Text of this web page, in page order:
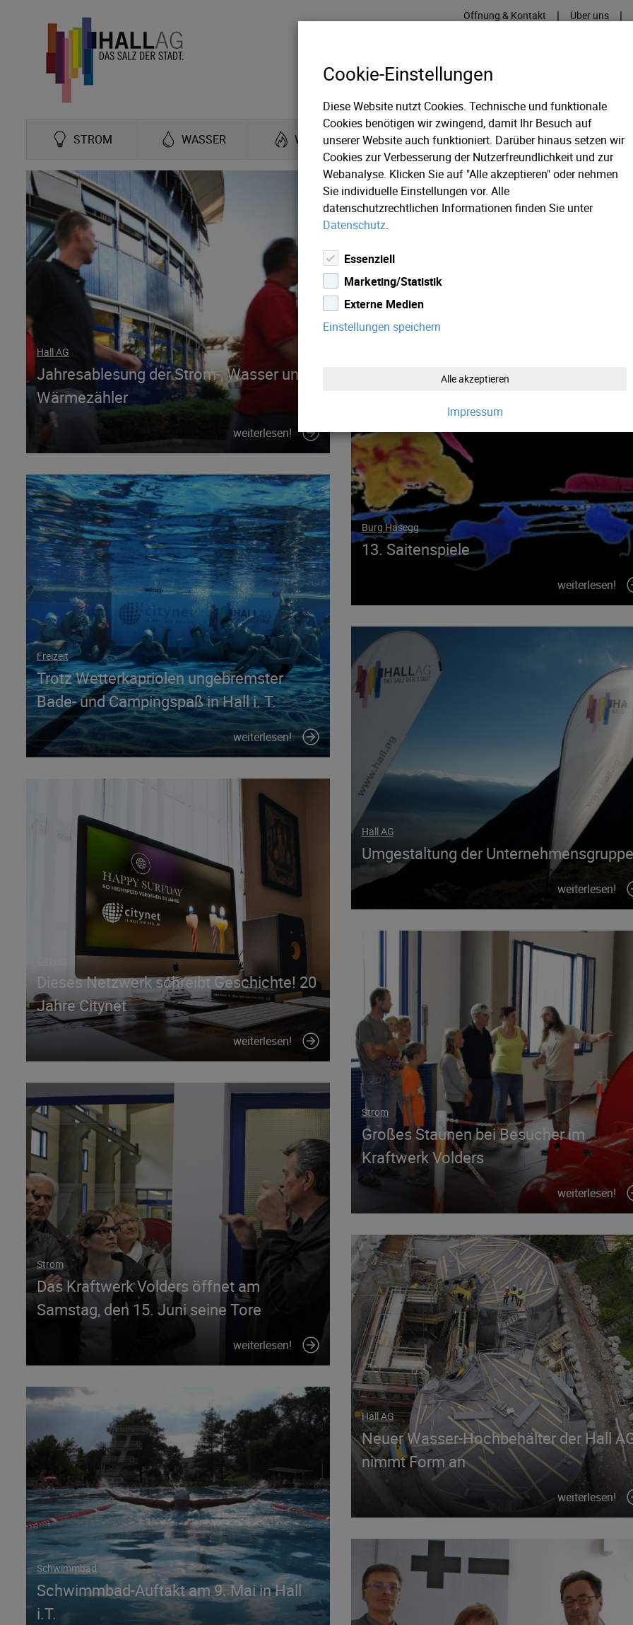
Öffnung & Kontakt | Über uns |
STROM WASSER WÄRME KÄLTE IT
Hall AG
Jahresablesung der Strom-, Wasser und
Wärmezähler
weiterlesen!
Wasser
Burg Hasegg
13. Saitenspiele
weiterlesen!
Freizeit
Trotz Wetterkapriolen ungebremster
Bade- und Campingspaß in Hall i. T.
weiterlesen!
Hall AG
Umgestaltung der Unternehmensgruppe
weiterlesen!
Dieses Netzwerk schreibt Geschichte! 20
Jahre Citynet
weiterlesen!
Strom
Großes Staunen bei Besucher im
Kraftwerk Volders
weiterlesen!
Strom
Das Kraftwerk Volders öffnet am
Samstag, den 15. Juni seine Tore
weiterlesen!
Hall AG
Neuer Wasser-Hochbehälter der Hall
nimmt Form an
weiterlesen!
Schwimmbad
Schwimmbad-Auftakt am 9. Mai in Hall
i.T.
Cookie-Einstellungen
Diese Website nutzt Cookies. Technische und funktionale
Cookies benötigen wir zwingend, damit Ihr Besuch auf
unserer Website auch funktioniert. Darüber hinaus setzen wir
Cookies zur Verbesserung der Nutzerfreundlichkeit und zur
Webanalyse. Klicken Sie auf "Alle akzeptieren" oder nehmen
Sie individuelle Einstellungen vor. Alle
datenschutzrechtlichen Informationen finden Sie unter
Datenschutz.
Essenziell
Marketing/Statistik
Externe Medien
Einstellungen speichern
Alle akzeptieren
Impressum